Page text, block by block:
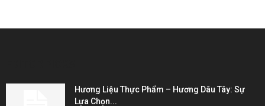
Hương Liệu Thực Phẩm – Hương Dâu Tây: Sự
Lựa Chọn...